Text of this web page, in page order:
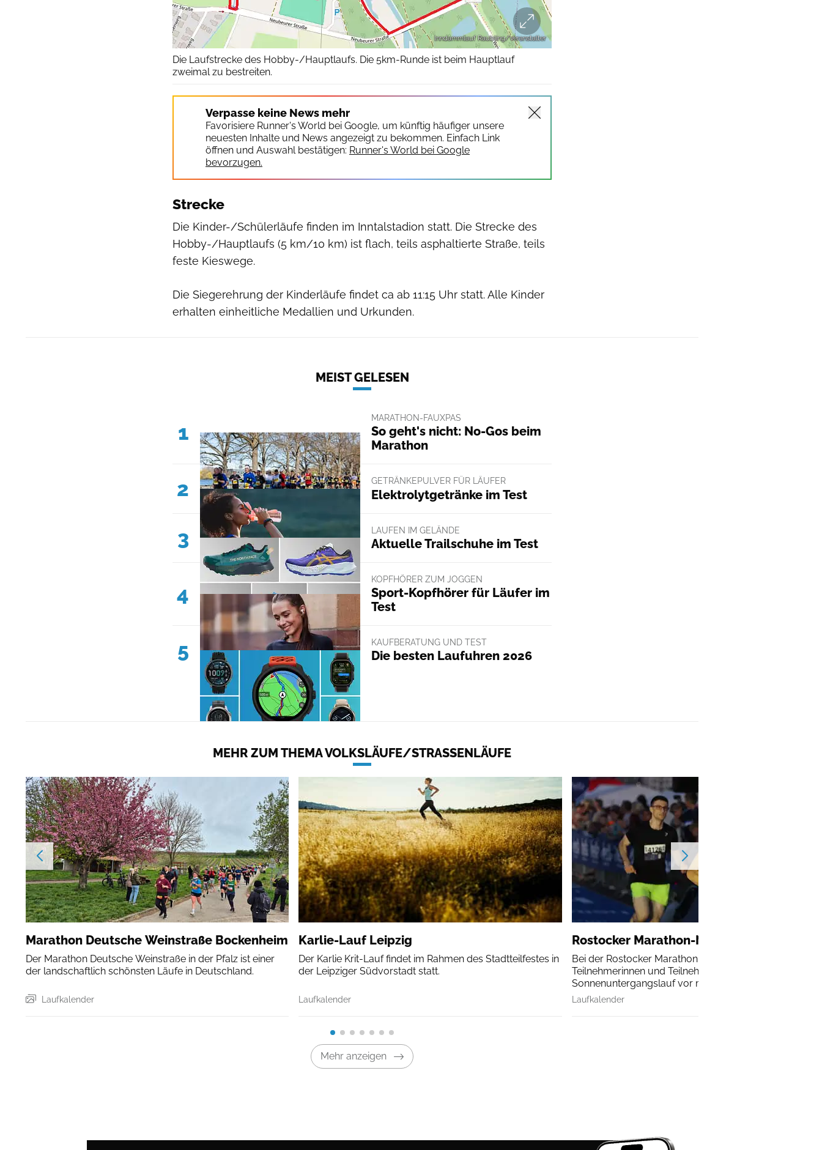
Inndammlauf Raubling/Veranstalter
Die Laufstrecke des Hobby-/Hauptlaufs. Die 5km-Runde ist beim Hauptlauf
zweimal zu bestreiten.
Verpasse keine News mehr
Favorisiere Runner's World bei Google, um künftig häufiger unsere
neuesten Inhalte und News angezeigt zu bekommen. Einfach Link
öffnen und Auswahl bestätigen: Runner's World bei Google
bevorzugen.
Strecke
Die Kinder-/Schülerläufe finden im Inntalstadion statt. Die Strecke des
Hobby-/Hauptlaufs (5 km/10 km) ist flach, teils asphaltierte Straße, teils
feste Kieswege.
Die Siegerehrung der Kinderläufe findet ca ab 11:15 Uhr statt. Alle Kinder
erhalten einheitliche Medallien und Urkunden.
MEIST GELESEN
1
MARATHON-FAUXPAS
So geht's nicht: No-Gos beim
Marathon
2 GETRÄNKEPULVER FÜR LÄUFER
Elektrolytgetränke im Test
3 LAUFEN IM GELÄNDE
Aktuelle Trailschuhe im Test
4
KOPFHÖRER ZUM JOGGEN
Sport-Kopfhörer für Läufer im
Test
5 KAUFBERATUNG UND TEST
Die besten Laufuhren 2026
MEHR ZUM THEMA VOLKSLÄUFE/STRASSENLÄUFE
Marathon Deutsche Weinstraße Bockenheim
Der Marathon Deutsche Weinstraße in der Pfalz ist einer
der landschaftlich schönsten Läufe in Deutschland.
Laufkalender
Karlie-Lauf Leipzig
Der Karlie Krit-Lauf findet im Rahmen des Stadtteilfestes in
der Leipziger Südvorstadt statt.
Laufkalender
Rostocker Marathon-Nacht
Bei der Rostocker Marathon-Nacht erleben alle
Teilnehmerinnen und Teilnehmer einen
Sonnenuntergangslauf vor malerischer Kulisse.
Laufkalender
Mehr anzeigen